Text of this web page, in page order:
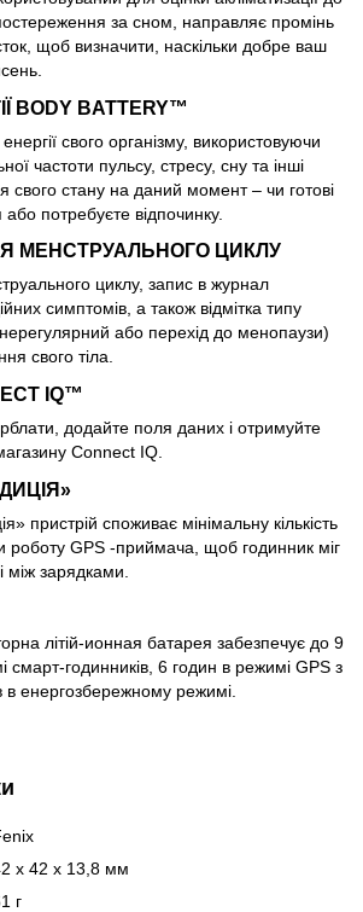
за сном, направляє промінь
щоб визначити, наскільки добре ваш
BODY BATTERY™
свого організму, використовуючи
частоти пульсу, стресу, сну та інші
свого стану на даний момент – чи готові
потребуєте відпочинку.
МЕНСТРУАЛЬНОГО ЦИКЛУ
циклу, запис в журнал
симптомів, а також відмітка типу
або перехід до менопаузи)
свого тіла.
IQ™
додайте поля даних і отримуйте
Connect IQ.
пристрій споживає мінімальну кількість
роботу GPS -приймача, щоб годинник міг
між зарядками.
літій-ионная батарея забезпечує до 9
смарт-годинників, 6 годин в режимі GPS з
в енергозбережному режимі.
x 42 x 13,8 мм
г